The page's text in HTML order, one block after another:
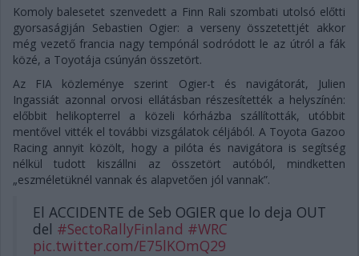
Komoly balesetet szenvedett a Finn Rali szombati utolsó előtti
gyorsaságiján Sebastien Ogier: a verseny összetettjét akkor
még vezető francia nagy tempónál sodródott le az útról a fák
közé, a Toyotája csúnyán összetört.
Az FIA közleménye szerint Ogier-t és navigátorát, Julien
Ingassiát azonnal orvosi ellátásban részesítették a helyszínén:
előbbit helikopterrel a közeli kórházba szállították, utóbbit
mentővel vitték el további vizsgálatok céljából. A Toyota Gazoo
Racing annyit közölt, hogy a pilóta és navigátora is segítség
nélkül tudott kiszállni az összetört autóból, mindketten
„eszméletüknél vannak és alapvetően jól vannak”.
El ACCIDENTE de Seb OGIER que lo deja OUT
del #SectoRallyFinland #WRC
pic.twitter.com/E75lKOmQ29